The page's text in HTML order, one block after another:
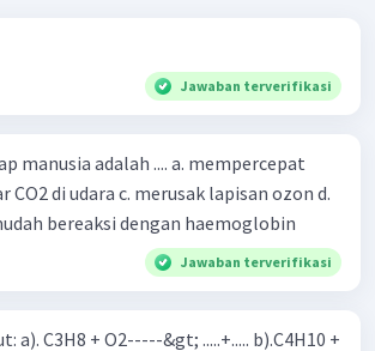
Jawaban terverifikasi
.... a. mempercepat
penyakit paru-paru e. mudah bereaksi dengan haemoglobin
Jawaban terverifikasi
C3H8 + O2-----&gt; .....+..... b).C4H10 +